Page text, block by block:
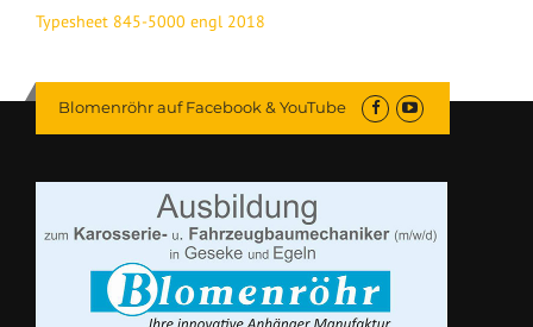
Typesheet 845-5000 engl 2018
Blomenröhr auf Facebook & YouTube